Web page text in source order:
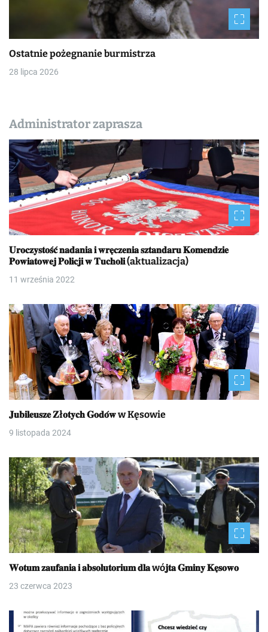
Ostatnie pożegnanie burmistrza
28 lipca 2026
Administrator zaprasza
𝐔𝐫𝐨𝐜𝐳𝐲𝐬𝐭𝐨𝐬́𝐜́ 𝐧𝐚𝐝𝐚𝐧𝐢𝐚 𝐢 𝐰𝐫𝐞̨𝐜𝐳𝐞𝐧𝐢𝐚 𝐬𝐳𝐭𝐚𝐧𝐝𝐚𝐫𝐮 𝐊𝐨𝐦𝐞𝐧𝐝𝐳𝐢𝐞
𝐏𝐨𝐰𝐢𝐚𝐭𝐨𝐰𝐞𝐣 𝐏𝐨𝐥𝐢𝐜𝐣𝐢 𝐰 𝐓𝐮𝐜𝐡𝐨𝐥𝐢 (aktualizacja)
11 września 2022
𝐉𝐮𝐛𝐢𝐥𝐞𝐮𝐬𝐳𝐞 𝐙ł𝐨𝐭𝐲𝐜𝐡 𝐆𝐨𝐝𝐨́𝐰 w Kęsowie
9 listopada 2024
𝐖𝐨𝐭𝐮𝐦 𝐳𝐚𝐮𝐟𝐚𝐧𝐢𝐚 𝐢 𝐚𝐛𝐬𝐨𝐥𝐮𝐭𝐨𝐫𝐢𝐮𝐦 𝐝𝐥𝐚 wó𝐣𝐭𝐚 𝐆𝐦𝐢𝐧𝐲 𝐊𝐞̨𝐬𝐨𝐰𝐨
23 czerwca 2023